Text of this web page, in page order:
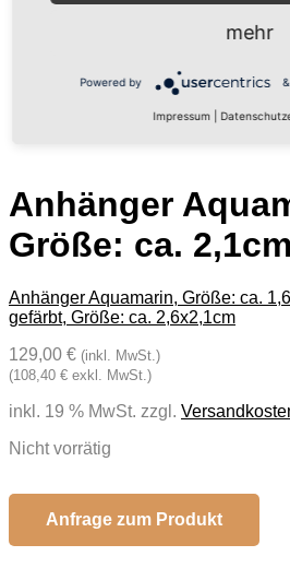
Anhänger
Größe: ca. 2,1cm
Anhänger Aquamarin, Größe: ca.
gefärbt, Größe: ca. 2,6x2,1cm
129,00 € (inkl. MwSt.)
(108,40 € exkl. MwSt.)
inkl. 19 % MwSt. zzgl.
Nicht vorrätig
Anfrage zum Produkt
mehr
Powered by &
Impressum